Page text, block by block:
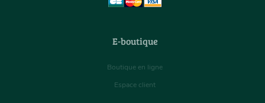
E-boutique
Boutique en ligne
Espace client